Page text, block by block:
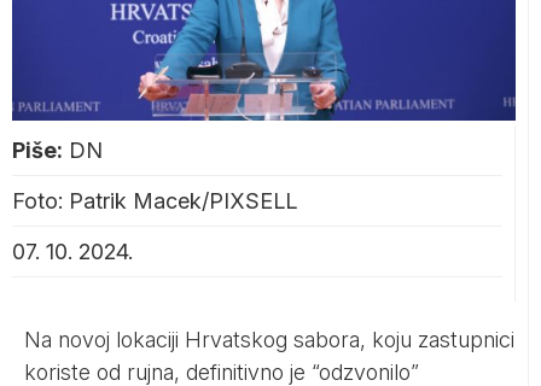
Piše: DN
Foto: Patrik Macek/PIXSELL
07. 10. 2024.
Na novoj lokaciji Hrvatskog sabora, koju zastupnici
koriste od rujna, definitivno je “odzvonilo”